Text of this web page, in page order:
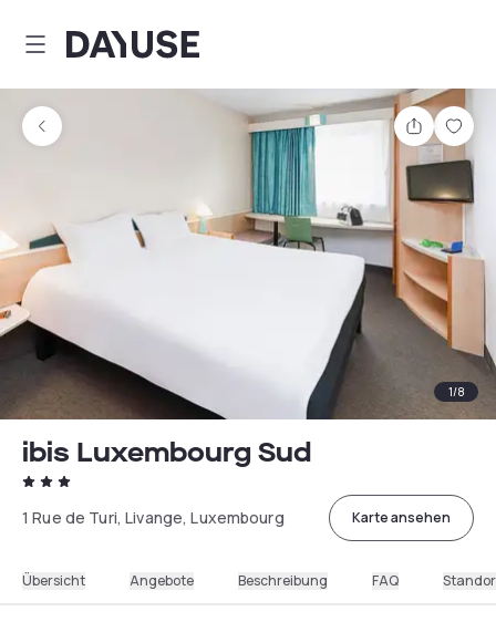
Dayuse
Teilen
1/8
ibis Luxembourg Sud
1 Rue de Turi, Livange, Luxembourg Karte ansehen
Übersicht Angebote Beschreibung FAQ